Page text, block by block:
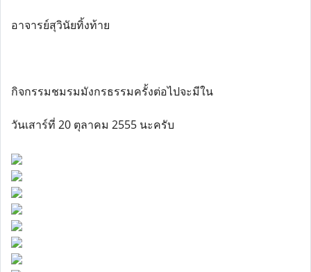
อาจารย์สุวินัยทิ้งท้าย
กิจกรรมชมรมมังกรธรรมครั้งต่อไปจะมีใน
วันเสาร์ที่ 20 ตุลาคม 2555 นะครับ